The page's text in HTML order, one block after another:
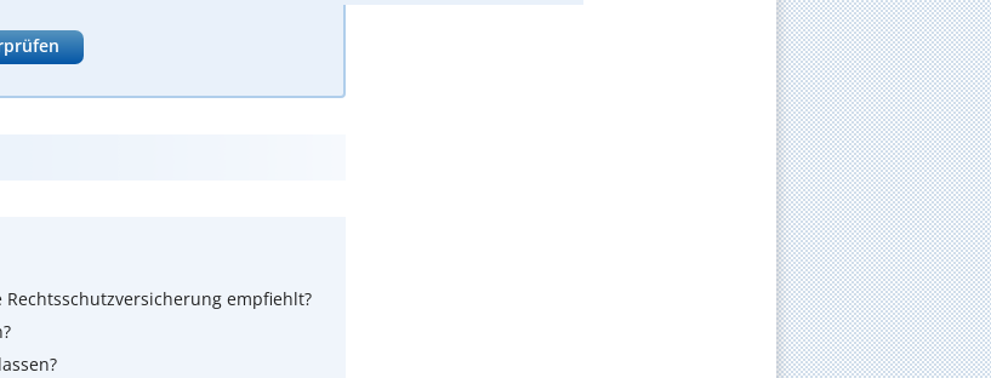
empfiehlt?